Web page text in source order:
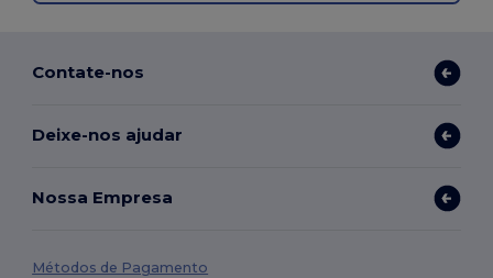
Contate-nos
Deixe-nos ajudar
Nossa Empresa
Métodos de Pagamento